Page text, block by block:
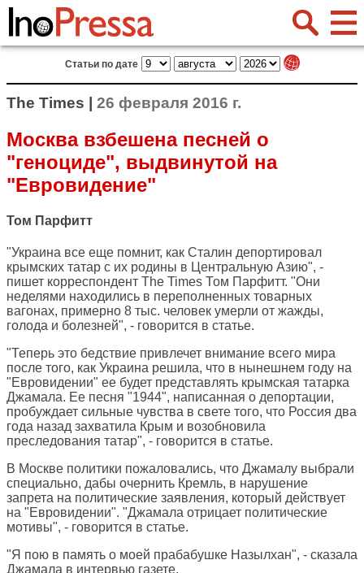
Статьи по дате
The Times | 26 февраля 2016 г.
Москва взбешена песней о
"геноциде", выдвинутой на
"Евровидение"
Том Парфитт
"Украина все еще помнит, как Сталин депортировал
крымских татар с их родины в Центральную Азию", -
пишет корреспондент The Times Том Парфитт. "Они
неделями находились в переполненных товарных
вагонах, примерно 8 тыс. человек умерли от жажды,
голода и болезней", - говорится в статье.
"Теперь это бедствие привлечет внимание всего мира
после того, как Украина решила, что в нынешнем году на
"Евровидении" ее будет представлять крымская татарка
Джамала. Ее песня "1944", написанная о депортации,
пробуждает сильные чувства в свете того, что Россия два
года назад захватила Крым и возобновила
преследования татар", - говорится в статье.
В Москве политики пожаловались, что Джамалу выбрали
специально, дабы очернить Кремль, в нарушение
запрета на политические заявления, который действует
на "Евровидении". "Джамала отрицает политические
мотивы", - говорится в статье.
"Я пою в память о моей прабабушке Назылхан", - сказала
Джамала в интервью газете.